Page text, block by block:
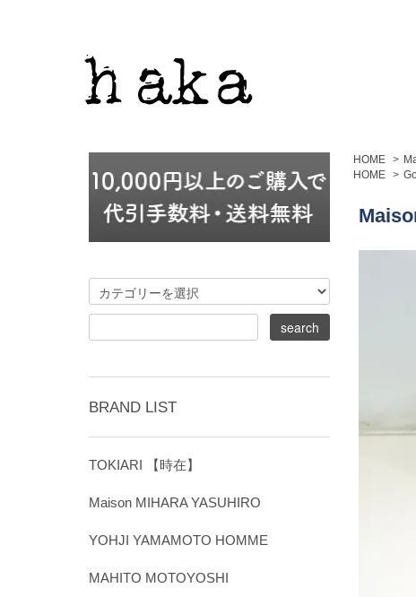
HOME >
HOME
>
BRAND LIST
TOKIARI 【時在】
Maison MIHARA YASUHIRO
YOHJI YAMAMOTO HOMME
MAHITO MOTOYOSHI